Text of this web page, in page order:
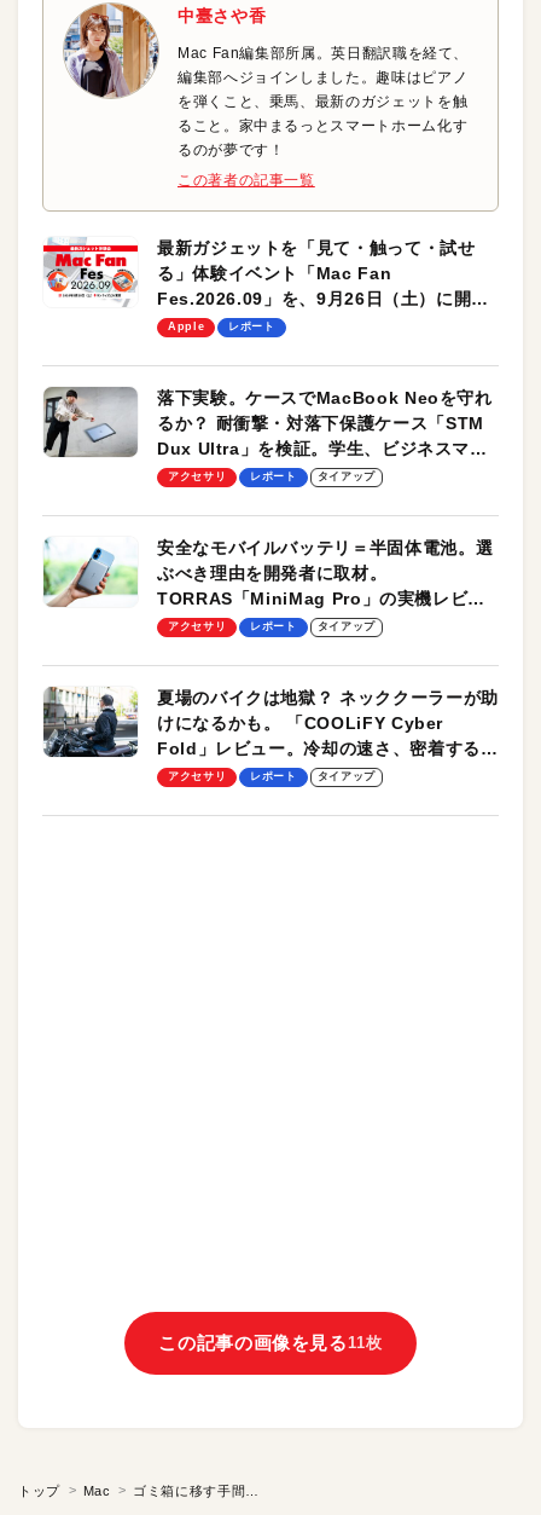
中臺さや香
Mac Fan編集部所属。英日翻訳職を経て、
編集部へジョインしました。趣味はピアノ
を弾くこと、乗馬、最新のガジェットを触
ること。家中まるっとスマートホーム化す
るのが夢です！
この著者の記事一覧
最新ガジェットを「見て・触って・試せ
る」体験イベント「Mac Fan
Fes.2026.09」を、9月26日（土）に開催
します！
Apple レポート
落下実験。ケースでMacBook Neoを守れ
るか？ 耐衝撃・対落下保護ケース「STM
Dux Ultra」を検証。学生、ビジネスマン
のモバイルユースに最適！
アクセサリ レポート タイアップ
安全なモバイルバッテリ＝半固体電池。選
ぶべき理由を開発者に取材。
TORRAS「MiniMag Pro」の実機レビュ
ーも
アクセサリ レポート タイアップ
夏場のバイクは地獄？ ネッククーラーが助
けになるかも。 「COOLiFY Cyber
Fold」レビュー。冷却の速さ、密着する冷
却プレート、シンプルな操作性がグッド！
アクセサリ レポート タイアップ
この記事の画像を見る 11枚
トップ Mac